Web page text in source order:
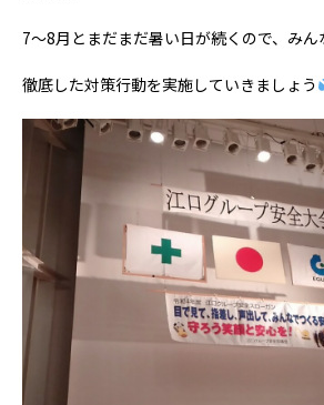
7～8月とまだまだ暑い日が続くので、み
徹底した対策行動を実施していきましょう